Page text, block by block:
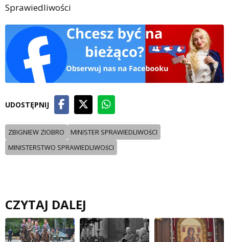
Sprawiedliwości
UDOSTĘPNIJ
ZBIGNIEW ZIOBRO
MINISTER SPRAWIEDLIWOśCI
MINISTERSTWO SPRAWIEDLIWOśCI
CZYTAJ DALEJ